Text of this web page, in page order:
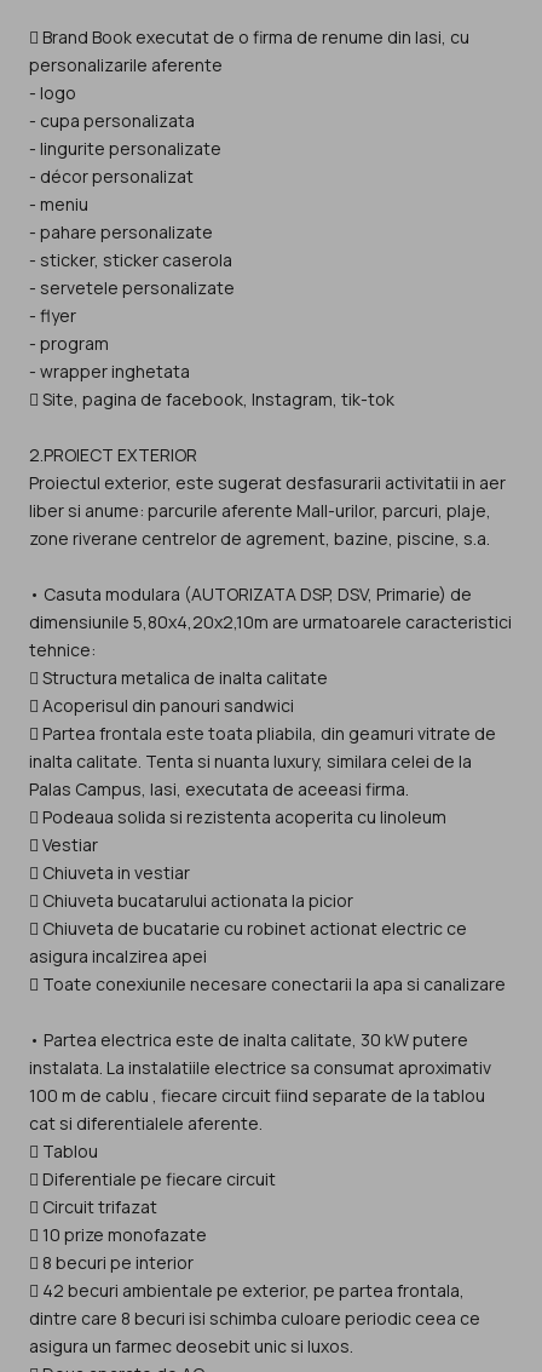
 Brand Book executat de o firma de renume din Iasi, cu
personalizarile aferente
- logo
- cupa personalizata
- lingurite personalizate
- décor personalizat
- meniu
- pahare personalizate
- sticker, sticker caserola
- servetele personalizate
- flyer
- program
- wrapper inghetata
 Site, pagina de facebook, Instagram, tik-tok
2.PROIECT EXTERIOR
Proiectul exterior, este sugerat desfasurarii activitatii in aer
liber si anume: parcurile aferente Mall-urilor, parcuri, plaje,
zone riverane centrelor de agrement, bazine, piscine, s.a.
• Casuta modulara (AUTORIZATA DSP, DSV, Primarie) de
dimensiunile 5,80x4,20x2,10m are urmatoarele caracteristici
tehnice:
 Structura metalica de inalta calitate
 Acoperisul din panouri sandwici
 Partea frontala este toata pliabila, din geamuri vitrate de
inalta calitate. Tenta si nuanta luxury, similara celei de la
Palas Campus, Iasi, executata de aceeasi firma.
 Podeaua solida si rezistenta acoperita cu linoleum
 Vestiar
 Chiuveta in vestiar
 Chiuveta bucatarului actionata la picior
 Chiuveta de bucatarie cu robinet actionat electric ce
asigura incalzirea apei
 Toate conexiunile necesare conectarii la apa si canalizare
• Partea electrica este de inalta calitate, 30 kW putere
instalata. La instalatiile electrice sa consumat aproximativ
100 m de cablu , fiecare circuit fiind separate de la tablou
cat si diferentialele aferente.
 Tablou
 Diferentiale pe fiecare circuit
 Circuit trifazat
 10 prize monofazate
 8 becuri pe interior
 42 becuri ambientale pe exterior, pe partea frontala,
dintre care 8 becuri isi schimba culoare periodic ceea ce
asigura un farmec deosebit unic si luxos.